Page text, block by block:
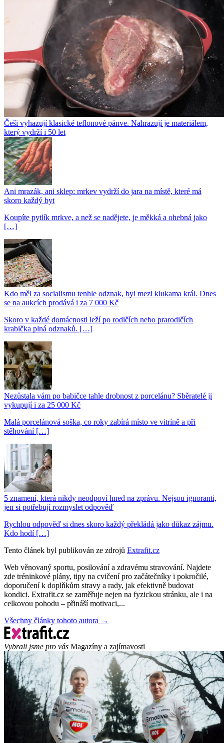
Češi vyhazují klasické teflonové pánve. Nahrazují je materiálem,
který vydrží i 50 let
Ani mrazák, ani sklep: mrkev vydrží do jara na místě, které má
skoro každý byt
Koupíte pytlík mrkve, a než se nadějete, je měkká a ohebná jako
[…]
Kdo měl za socialismu tenhle odznak, byl mezi klukama král. Dnes
se na aukcích prodává i za 7 000 Kč
Skoro v každé domácnosti leží po rodičích nebo prarodičích
krabička plná odznaků. […]
Nezůstala vám po babičce tahle drobnost z porcelánu? Sběratelé ji
vykupují i za 25 000 Kč
Malá porcelánová soška, co roky zabírá místo ve vitríně a při
stěhování […]
5 znamení, která nikdy neodpoví hned na zprávu. Nejsou ignoranti,
jen si potřebují rozmyslet odpověď
Rychlou odpověď si dnes skoro každý překládá jako důkaz zájmu.
Kdo hodí […]
Tento článek byl publikován ze zdrojů Extrafit.cz
Web věnovaný sportu, posilování a zdravému stravování. Najdete
zde tréninkové plány, tipy na cvičení pro začátečníky i pokročilé,
doporučení k doplňkům stravy a rady, jak efektivně budovat
kondici. Extrafit.cz se zaměřuje nejen na fyzickou stránku, ale i na
celkovou pohodu – přináší motivaci,...
Všechny články tohoto autora →
Vybrali jsme pro vás Magazíny a zajímavosti